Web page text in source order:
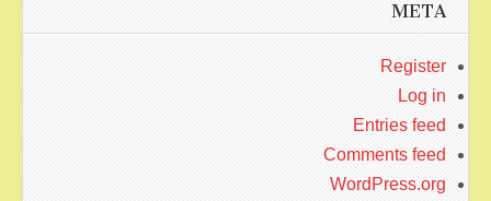
META
Register
Log in
Entries feed
Comments feed
WordPress.org